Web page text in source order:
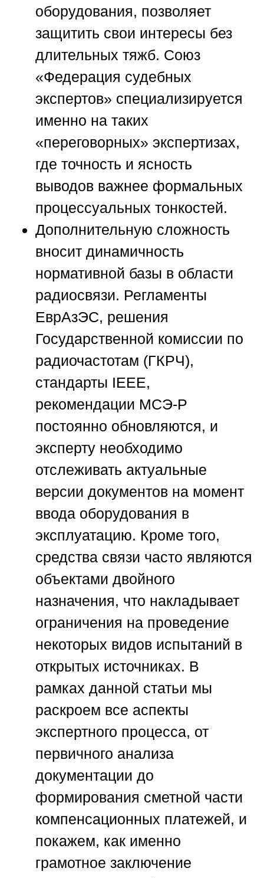
оборудования, позволяет
защитить свои интересы без
длительных тяжб. Союз
«Федерация судебных
экспертов» специализируется
именно на таких
«переговорных» экспертизах,
где точность и ясность
выводов важнее формальных
процессуальных тонкостей.
Дополнительную сложность
вносит динамичность
нормативной базы в области
радиосвязи. Регламенты
ЕврАзЭС, решения
Государственной комиссии по
радиочастотам (ГКРЧ),
стандарты IEEE,
рекомендации МСЭ-Р
постоянно обновляются, и
эксперту необходимо
отслеживать актуальные
версии документов на момент
ввода оборудования в
эксплуатацию. Кроме того,
средства связи часто являются
объектами двойного
назначения, что накладывает
ограничения на проведение
некоторых видов испытаний в
открытых источниках. В
рамках данной статьи мы
раскроем все аспекты
экспертного процесса, от
первичного анализа
документации до
формирования сметной части
компенсационных платежей, и
покажем, как именно
грамотное заключение